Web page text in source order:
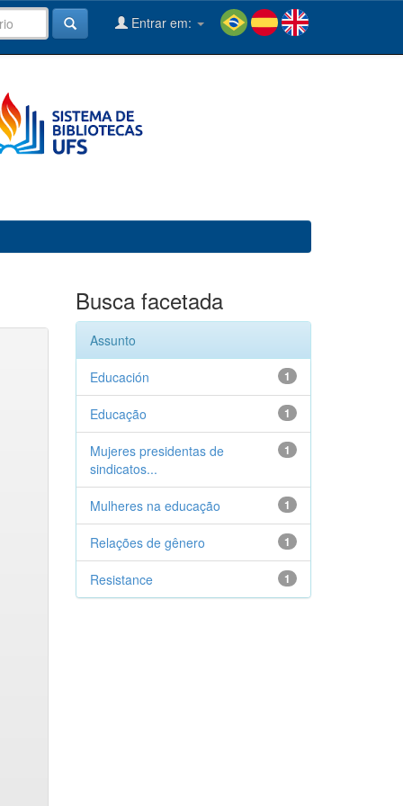
Entrar em:
Busca facetada
Assunto
1
Educación
1
Educação
1
Mujeres presidentas de
sindicatos...
1
Mulheres na educação
1
Relações de gênero
1
Resistance